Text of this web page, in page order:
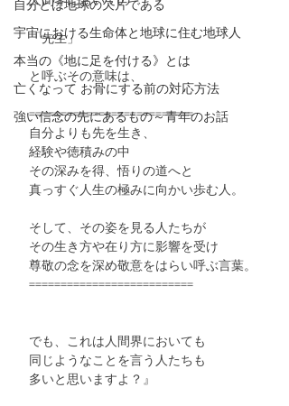
自分とは地球の欠片である
宇宙における生命体と地球に住む地球人
本当の《地に足を付ける》とは
亡くなって お骨にする前の対応方法
強い信念の先にあるもの～青年のお話
「先生」
と呼ぶその意味は、
==========================
自分よりも先を生き、
経験や徳積みの中
その深みを得、悟りの道へと
真っすぐ人生の極みに向かい歩む人。
そして、その姿を見る人たちが
その生き方や在り方に影響を受け
尊敬の念を深め敬意をはらい呼ぶ言葉。
==========================
でも、これは人間界においても
同じようなことを言う人たちも
多いと思いますよ？』